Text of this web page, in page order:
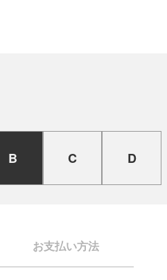
B C D
お支払い方法